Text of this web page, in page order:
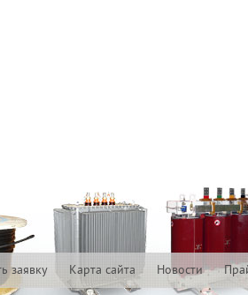
заявку Карта сайта Новости